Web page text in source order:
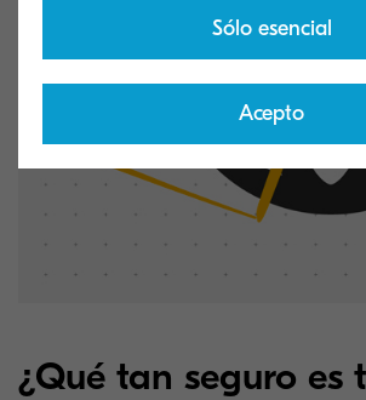
¿Qué tan seguro es
Sólo esencial
Acepto